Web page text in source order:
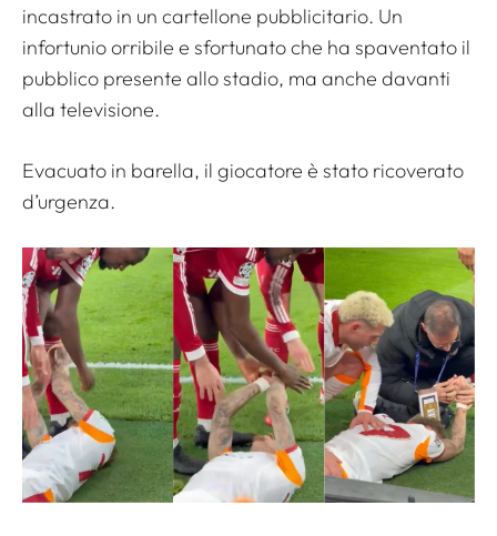
incastrato in un cartellone pubblicitario. Un
infortunio orribile e sfortunato che ha spaventato il
pubblico presente allo stadio, ma anche davanti
alla televisione.
Evacuato in barella, il giocatore è stato ricoverato
d’urgenza.